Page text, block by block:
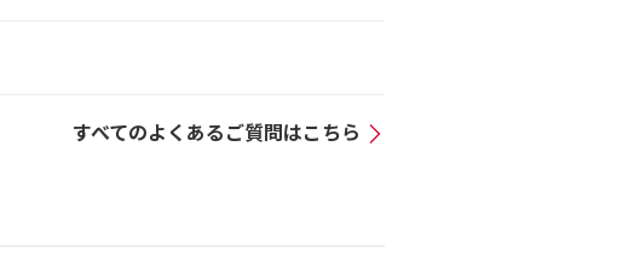
すべてのよくあるご質問はこちら